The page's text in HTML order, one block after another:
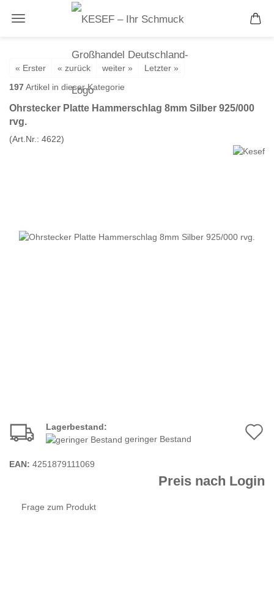
« Erster « zurück weiter »
Letzter »
197Artikel in dieser Kategorie
Ohrstecker Platte Hammerschlag 8mm Silber 925/000
rvg.
(Art.Nr.: 4622)
Lagerbestand:
geringer Bestand
EAN: 4251879111069
Preis nach Login
Frage zum Produkt